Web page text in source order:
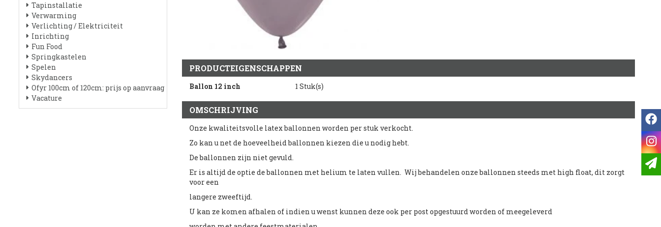
Tapinstallatie
Verwarming
Verlichting / Elektriciteit
Inrichting
Fun Food
Springkastelen
Spelen
Skydancers
Ofyr 100cm of 120cm: prijs op aanvraag
Vacature
PRODUCTEIGENSCHAPPEN
Ballon 12 inch 1 Stuk(s)
OMSCHRIJVING
Onze kwaliteitsvolle latex ballonnen worden per stuk verkocht.
Zo kan u net de hoeveelheid ballonnen kiezen die u nodig hebt.
De ballonnen zijn niet gevuld.
Er is altijd de optie de ballonnen met helium te laten vullen. Wij behandelen onze ballonnen steeds met high float, dit zorgt
voor een
langere zweeftijd.
U kan ze komen afhalen of indien u wenst kunnen deze ook per post opgestuurd worden of meegeleverd